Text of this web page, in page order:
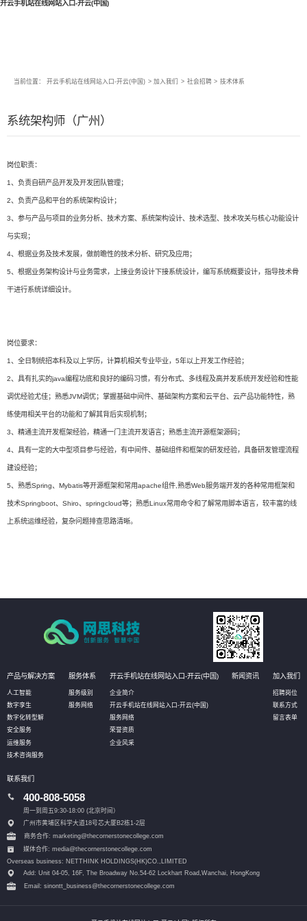
开云手机站在线网站入口-开云(中国)
当前位置： 开云手机站在线网站入口-开云(中国) > 加入我们 > 社会招聘 > 技术体系
系统架构师（广州）
岗位职责：
1、负责自研产品开发及开发团队管理；
2、负责产品和平台的系统架构设计；
3、参与产品与项目的业务分析、技术方案、系统架构设计、技术选型、技术攻关与核心功能设计
与实现；
4、根据业务及技术发展，做前瞻性的技术分析、研究及应用；
5、根据业务架构设计与业务需求，上接业务设计下接系统设计，编写系统概要设计，指导技术骨
干进行系统详细设计。
岗位要求：
1、全日制统招本科及以上学历，计算机相关专业毕业，5年以上开发工作经验；
2、具有扎实的java编程功底和良好的编码习惯，有分布式、多线程及高并发系统开发经验和性能
调优经验尤佳；熟悉JVM调优；掌握基础中间件、基础架构方案和云平台、云产品功能特性，熟
练使用相关平台的功能和了解其背后实现机制；
3、精通主流开发框架经验，精通一门主流开发语言；熟悉主流开源框架源码；
4、具有一定的大中型项目参与经验，有中间件、基础组件和框架的研发经验，具备研发管理流程
建设经验；
5、熟悉Spring、Mybatis等开源框架和常用apache组件,熟悉Web服务端开发的各种常用框架和
技术Springboot、Shiro、springcloud等；熟悉Linux常用命令和了解常用脚本语言，较丰富的线
上系统运维经验，复杂问题排查思路清晰。
产品与解决方案
人工智能
数字孪生
数字化转型解
安全服务
运维服务
技术咨询服务
服务体系
服务级别
服务网络
开云手机站在线网站入口-开云(中国)
企业简介
开云手机站在线网站入口-开云(中国)
服务网络
荣誉资质
企业风采
新闻资讯 加入我们
招聘岗位
联系方式
留言表单
联系我们
400-808-5058
周一到周五9:30-18:00 (北京时间）
广州市黄埔区科学大道18号芯大厦B2栋1-2层
商务合作: marketing@thecornerstonecollege.com
媒体合作: media@thecornerstonecollege.com
Overseas business: NETTHINK HOLDINGS(HK)CO.,LIMITED
Add: Unit 04-05, 16F, The Broadway No.54-62 Lockhart Road,Wanchai, HongKong
Email: sinontt_business@thecornerstonecollege.com